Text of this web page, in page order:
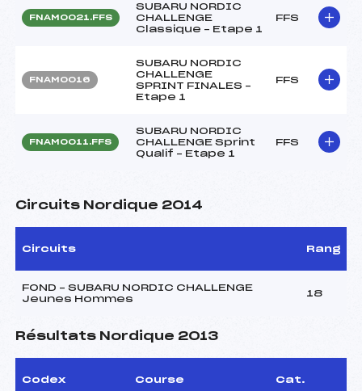
FNAM0021.FFS
SUBARU NORDIC
CHALLENGE
Classique – Etape 1
FFS
FNAM0016
SUBARU NORDIC
CHALLENGE
SPRINT FINALES –
Etape 1
FFS
FNAM0011.FFS
SUBARU NORDIC
CHALLENGE Sprint
Qualif – Etape 1
FFS
Circuits Nordique 2014
Circuits Rang
FOND – SUBARU NORDIC CHALLENGE
Jeunes Hommes
18
Résultats Nordique 2013
Codex Course Cat.